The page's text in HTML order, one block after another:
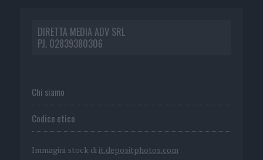
DIRETTA MEDIA ADV SRL
P.I. 02839380306
Chi siamo
Codice etico
Immagini stock di it.depositphotos.com